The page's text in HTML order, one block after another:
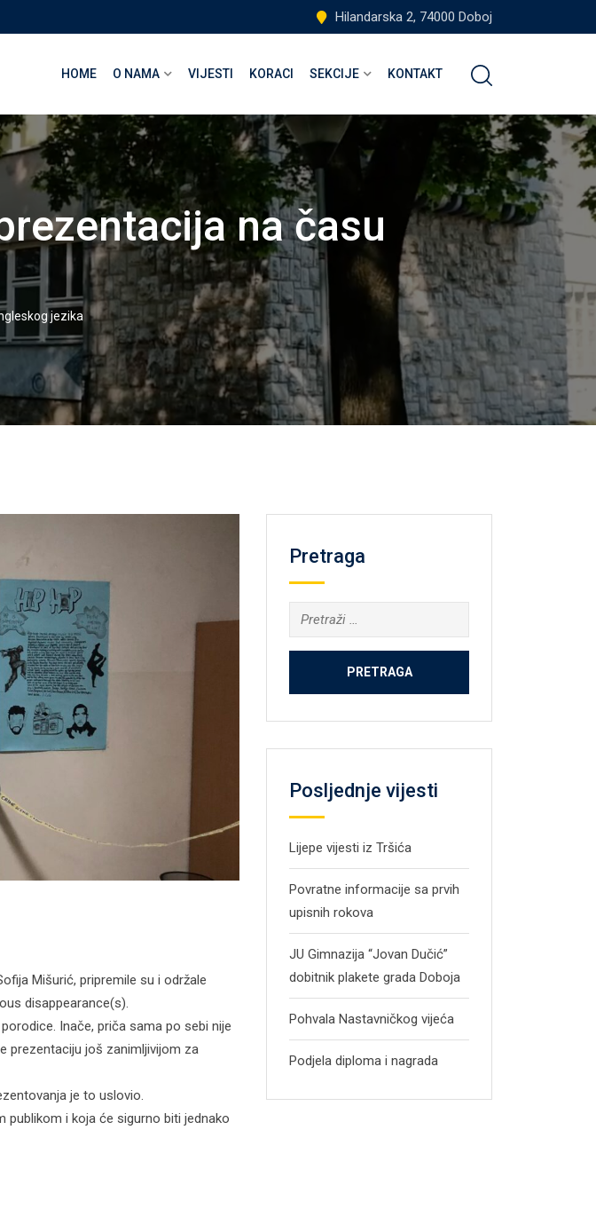
Hilandarska 2, 74000 Doboj
HOME O NAMA VIJESTI KORACI SEKCIJE KONTAKT
na času
jezika
Mišurić, pripremile su i održale
disappearance(s).
Inače, priča sama po sebi nije
prezentaciju još zanimljivijom za
je to uslovio.
publikom i koja će sigurno biti jednako
Pretraga
Pretraga:
Posljednje vijesti
Lijepe vijesti iz Tršića
Povratne informacije sa prvih
upisnih rokova
JU Gimnazija “Jovan Dučić”
dobitnik plakete grada Doboja
Pohvala Nastavničkog vijeća
Podjela diploma i nagrada